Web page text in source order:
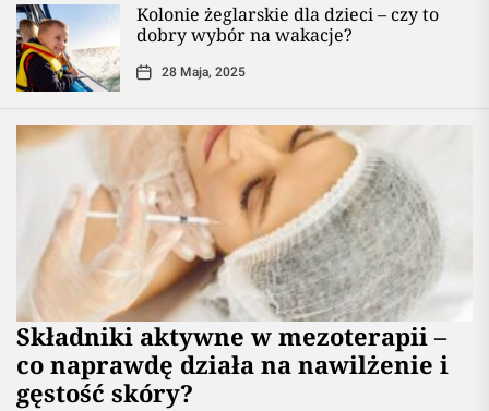
Kolonie żeglarskie dla dzieci – czy to
dobry wybór na wakacje?
28 Maja, 2025
Składniki aktywne w mezoterapii –
co naprawdę działa na nawilżenie i
gęstość skóry?